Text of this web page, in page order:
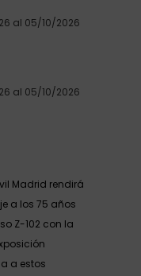
al 05/10/2026
al 05/10/2026
Madrid rendirá
a los 75 años
Z-102 con la
a estos